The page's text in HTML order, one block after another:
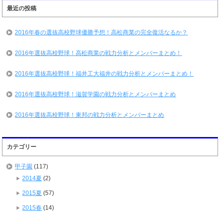
最近の投稿
2016年春の選抜高校野球優勝予想！高松商業の完全復活なるか？
2016年選抜高校野球！高松商業の戦力分析とメンバーまとめ！
2016年選抜高校野球！福井工大福井の戦力分析とメンバーまとめ！
2016年選抜高校野球！滋賀学園の戦力分析とメンバーまとめ
2016年選抜高校野球！東邦の戦力分析とメンバーまとめ
カテゴリー
甲子園 (117)
2014夏 (2)
2015夏 (57)
2015春 (14)